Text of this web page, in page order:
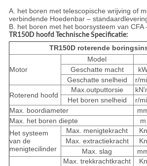
A. het boren met telescopische wrijving of
verbindende Hoedenbar –
B. het boren met het boorsysteem van CFA
TR150D hoofd Technische Specificatie:
TR150D roterende
Motor
Model
Geschatte macht
Geschatte snelheid
r/
Roterend hoofd
Max.outputtorsie
Het boren snelheid
r/
Max. boordiameter
Max. het boren diepte
m
Het systeem
van de
menigtecilinder
Max. menigtekracht Kn
Max. extractiekracht
Kn
Max. slag
Max. trekkrachtkracht Kn